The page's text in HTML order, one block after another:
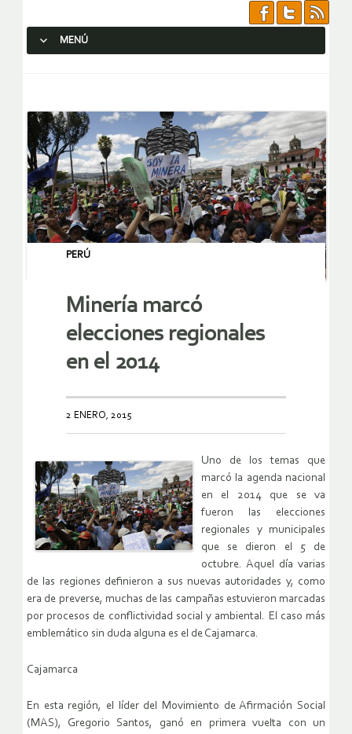
MENÚ
PERÚ
Minería marcó
elecciones regionales
en el 2014
2 ENERO, 2015
Uno de los temas que
marcó la agenda nacional
en el 2014 que se va
fueron las elecciones
regionales y municipales
que se dieron el 5 de
octubre. Aquel día varias
de las regiones definieron a sus nuevas autoridades y, como
era de preverse, muchas de las campañas estuvieron marcadas
por procesos de conflictividad social y ambiental. El caso más
emblemático sin duda alguna es el de Cajamarca.
Cajamarca
En esta región, el líder del Movimiento de Afirmación Social
(MAS), Gregorio Santos, ganó en primera vuelta con un